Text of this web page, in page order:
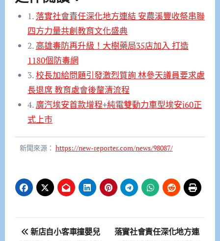
1. 落實社會責任深化地方連結 安農溪豐收祭串聯
四方力量共創教育文化盛典
2. 高雄毒防再升級！大樹藥局35店加入 打造
1180個防毒網
3.校長加給問題引發激烈質詢 林參天議員要求處
長退席 教育處會後釐清流程
4. 廣汽埃安首款增程+純電雙動力車型埃安i60正
式上市
新聞來源： https://new-reporter.com/news/98087/
文 新店自小客車撞嬰兒
落實社會責任深化地方連